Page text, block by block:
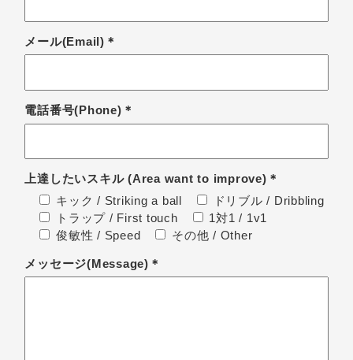
メール(Email)＊
電話番号(Phone)＊
上達したいスキル(Area want to improve)＊
キック / Striking a ball
ドリブル / Dribbling
トラップ / First touch
1対1 / 1v1
俊敏性 / Speed
その他 / Other
メッセージ(Message)＊